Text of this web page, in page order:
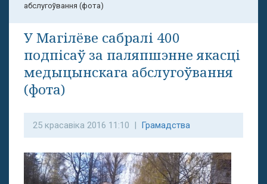
абслугоўвання (фота)
У Магілёве сабралі 400
подпісаў за паляпшэнне якасці
медыцынскага абслугоўвання
(фота)
25 красавіка 2016 11:10 | Грамадства